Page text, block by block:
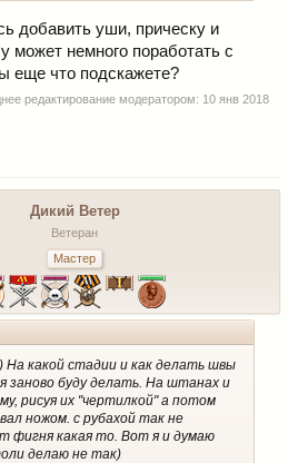
добавить уши, прическу и
может немного поработать с
еще что подскажете?
редактирование модератором: 10 янв 2018
Дикий Ветер
Ветеран
Мастер
На какой стадии и как делать швы
заново буду делать. На штанах и
рисуя их "чертилкой" а потом
ножом. с рубахой так не
фигня какая то. Вот я и думаю
делаю не так)